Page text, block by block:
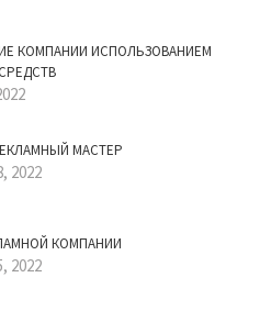
КОМПАНИИ ИСПОЛЬЗОВАНИЕМ
МАСТЕР
2022
КОМПАНИИ
2022